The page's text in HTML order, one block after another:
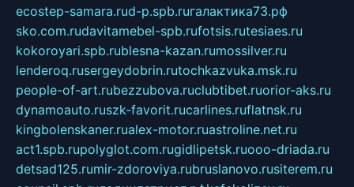
ecostep-samara.rud-p.spb.ruгалактика73.рф
sko.com.rudavitamebel-spb.rufotsis.rutesiaes.ru
kokoroyari.spb.rublesna-kazan.rumossilver.ru
lenderoq.rusergeydobrin.rutochkazvuka.msk.ru
people-of-art.rubezzubova.ruclubtibet.ruorior-aks.ru
dynamoauto.ruszk-favorit.rucarlines.ruflatnsk.ru
kingbolenskaner.rualex-motor.ruastroline.net.ru
act1.spb.rupolyglot.com.rugidlipetsk.ruooo-driada.ru
detsad125.rumir-zdoroviya.rubruslanovo.rusiterem.ru